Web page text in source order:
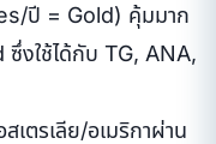
ปี = Gold) คุ้มมาก
งใช้ได้กับ TG, ANA,
เตรเลีย/อเมริกาผ่าน